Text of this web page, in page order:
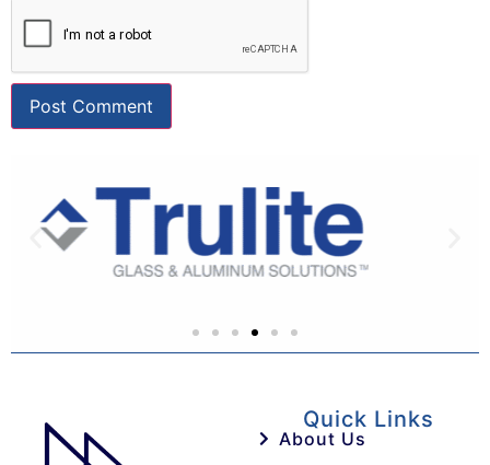
Quick Links
About Us